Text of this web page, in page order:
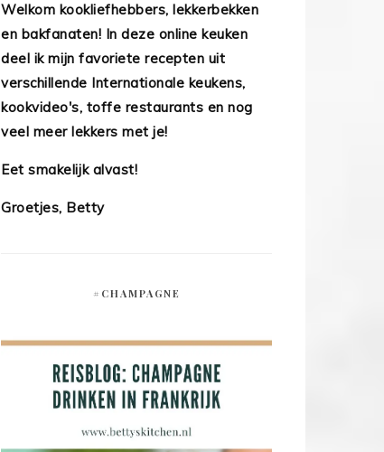
Welkom kookliefhebbers, lekkerbekken
en bakfanaten! In deze online keuken
deel ik mijn favoriete recepten uit
verschillende Internationale keukens,
kookvideo's, toffe restaurants en nog
veel meer lekkers met je!
Eet smakelijk alvast!
Groetjes, Betty
#CHAMPAGNE